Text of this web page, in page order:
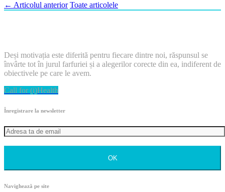
← Articolul anterior Toate articolele
Deși motivația este diferită pentru fiecare dintre noi, răspunsul se
învârte tot în jurul farfuriei și a alegerilor corecte din ea, indiferent de
obiectivele pe care le avem.
Call for (i)Health
Înregistrare la newsletter
OK
Navighează pe site